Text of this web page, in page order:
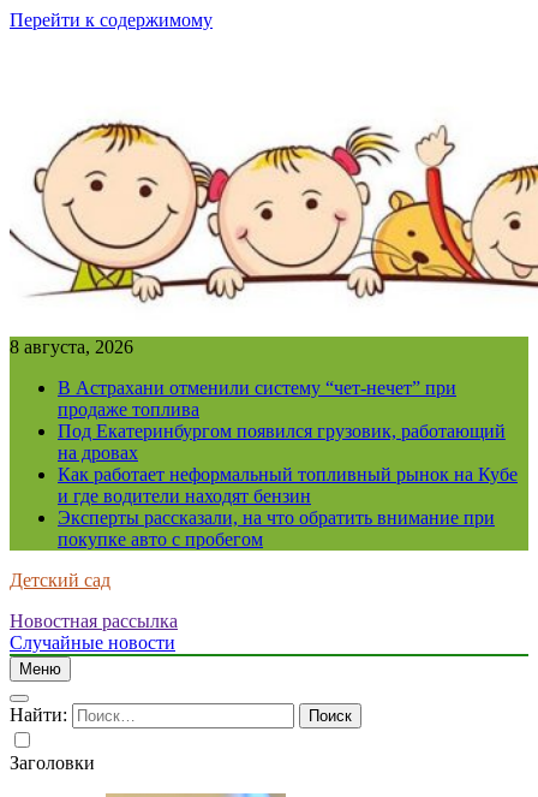
Перейти к содержимому
8 августа, 2026
В Астрахани отменили систему “чет-нечет” при
продаже топлива
Под Екатеринбургом появился грузовик, работающий
на дровах
Как работает неформальный топливный рынок на Кубе
и где водители находят бензин
Эксперты рассказали, на что обратить внимание при
покупке авто с пробегом
Детский сад
Новостная рассылка
Случайные новости
Меню
Найти:
Заголовки